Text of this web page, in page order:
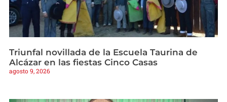
Triunfal novillada de la Escuela Taurina de
Alcázar en las fiestas Cinco Casas
agosto 9, 2026